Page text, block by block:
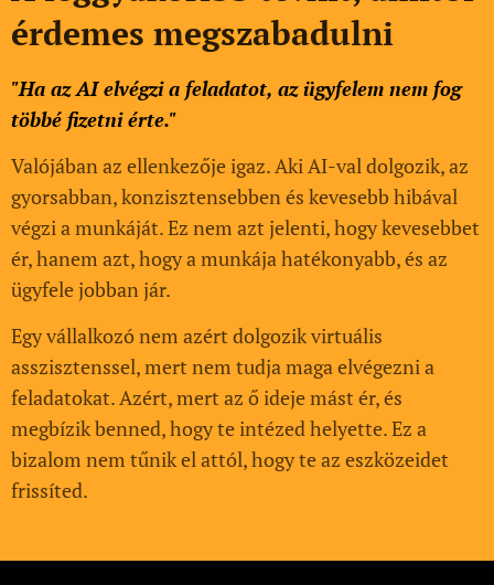
érdemes megszabadulni
"Ha az AI elvégzi a feladatot, az ügyfelem nem fog
többé fizetni érte."
Valójában az ellenkezője igaz. Aki AI-val dolgozik, az
gyorsabban, konzisztensebben és kevesebb hibával
végzi a munkáját. Ez nem azt jelenti, hogy kevesebbet
ér, hanem azt, hogy a munkája hatékonyabb, és az
ügyfele jobban jár.
Egy vállalkozó nem azért dolgozik virtuális
asszisztenssel, mert nem tudja maga elvégezni a
feladatokat. Azért, mert az ő ideje mást ér, és
megbízik benned, hogy te intézed helyette. Ez a
bizalom nem tűnik el attól, hogy te az eszközeidet
frissíted.